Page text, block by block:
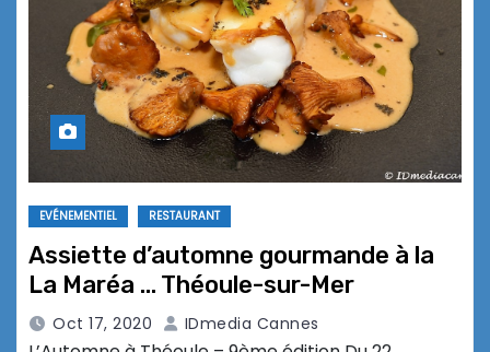
EVÉNEMENTIEL RESTAURANT
Assiette d’automne gourmande à la
La Maréa … Théoule-sur-Mer
Oct 17, 2020 IDmedia Cannes